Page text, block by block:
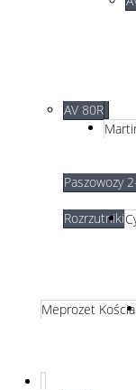
AV 80R
Paszowozy
Rozrzutniki
Meprozet